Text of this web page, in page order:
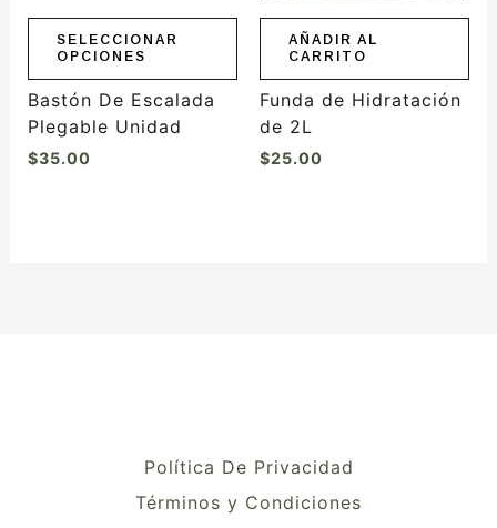
SELECCIONAR
OPCIONES
pueden
elegir
la
página
de
producto
Bastón De Escalada
Plegable Unidad
$35.00
AÑADIR AL
CARRITO
Funda de Hidratación
de 2L
$25.00
Política De Privacidad
Términos y Condiciones